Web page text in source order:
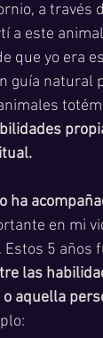
a través
a este
que yo era
guía natural
ha
en mi
Estos 5 años
las
aquella